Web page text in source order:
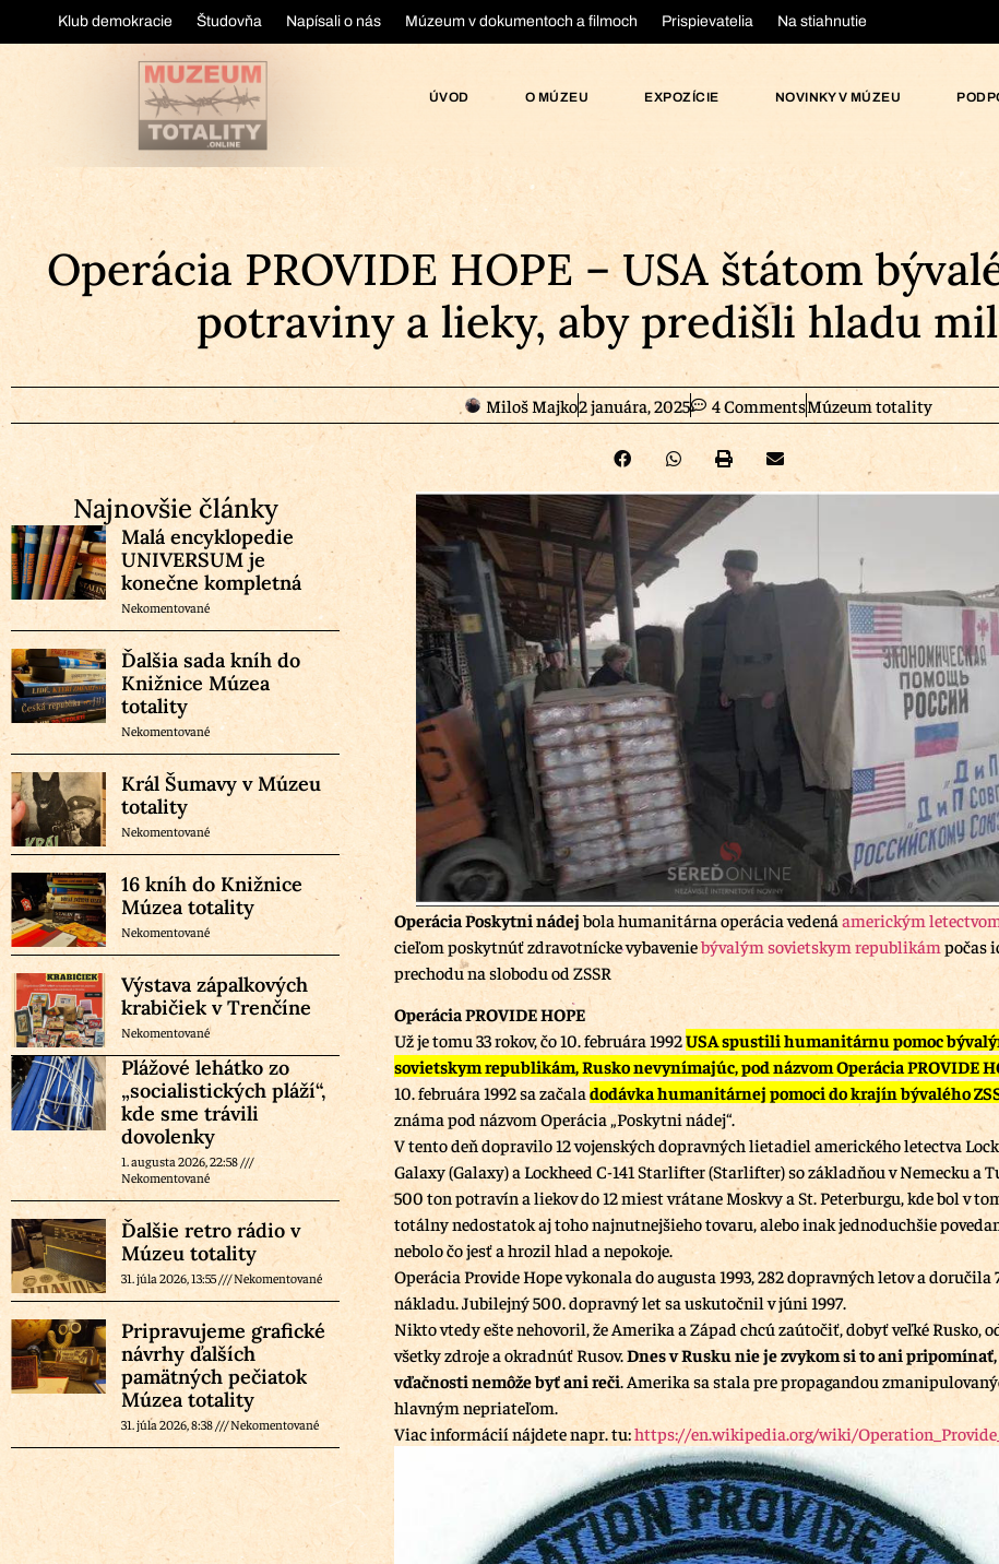
Klub demokracie Študovňa Napísali o nás Múzeum v dokumentoch a filmoch Prispievatelia Na stiahnutie
ÚVOD O MÚZEU EXPOZÍCIE NOVINKY V MÚZEU
Operácia PROVIDE HOPE – USA štátom
potraviny a lieky, aby predišli hladu
Miloš Majko2 januára, 2025 4 CommentsMúzeum totality
Najnovšie články
Malá encyklopedie
UNIVERSUM je
konečne kompletná
Nekomentované
Ďalšia sada kníh do
Knižnice Múzea
totality
Nekomentované
Král Šumavy v Múzeu
totality
Nekomentované
16 kníh do Knižnice
Múzea totality
Nekomentované
Výstava zápalkových
krabičiek v Trenčíne
Nekomentované
Plážové lehátko zo
„socialistických pláží“,
kde sme trávili
dovolenky
1. augusta 2026, 22:58
Nekomentované
Ďalšie retro rádio v
Múzeu totality
31. júla 2026, 13:55 Nekomentované
Pripravujeme grafické
návrhy ďalších
pamätných pečiatok
Múzea totality
31. júla 2026, 8:38 Nekomentované
Operácia Poskytni nádejbola humanitárna operácia vedená americkým
cieľom poskytnúť zdravotnícke vybaveniebývalým sovietskym republikám počas
prechodu na slobodu od ZSSR
Operácia PROVIDE HOPE
Už je tomu 33 rokov, čo 10. februára 1992USA spustili humanitárnu pomoc
sovietskym republikám, Rusko nevynímajúc, pod názvom Operácia PROVIDE
10. februára 1992 sa začaladodávka humanitárnej pomoci do krajín bývalého
známa pod názvom Operácia „Poskytni nádej“.
V tento deň dopravilo 12 vojenských dopravných lietadiel amerického letectva
Galaxy (Galaxy) a Lockheed C-141 Starlifter (Starlifter) so základňou v Nemecku a
500 ton potravín a liekov do 12 miest vrátane Moskvy a St. Peterburgu, kde bol v
totálny nedostatok aj toho najnutnejšieho tovaru, alebo inak jednoduchšie
nebolo čo jesť a hrozil hlad a nepokoje.
Operácia Provide Hope vykonala do augusta 1993, 282 dopravných letov a doručila
nákladu. Jubilejný 500. dopravný let sa uskutočnil v júni 1997.
Nikto vtedy ešte nehovoril, že Amerika a Západ chcú zaútočiť, dobyť veľké Rusko,
všetky zdroje a okradnúť Rusov.Dnes v Rusku nie je zvykom si to ani pripomínať,
vďačnosti nemôže byť ani reči. Amerika sa stala pre propagandou
hlavným nepriateľom.
Viac informácií nájdete napr. tu:https://en.wikipedia.org/wiki/